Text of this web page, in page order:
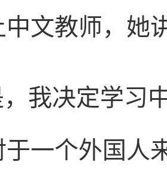
中文教师，她
我决定学习
一个外国人